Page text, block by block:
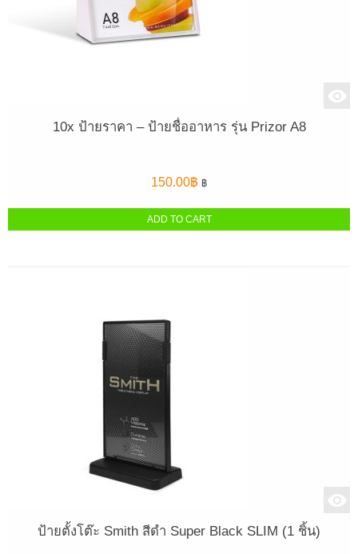
10x ป้ายราคา – ป้ายชื่ออาหาร รุ่น Prizor A8
150.00฿ ฿
ADD TO CART
ป้ายตั้งโต๊ะ Smith สีดำ Super Black SLIM (1 ชิ้น)